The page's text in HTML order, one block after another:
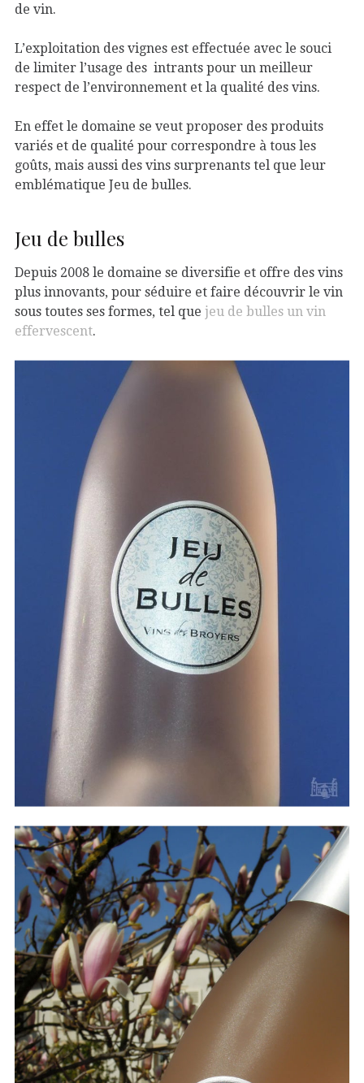
de vin.
L’exploitation des vignes est effectuée avec le souci
de limiter l’usage des intrants pour un meilleur
respect de l’environnement et la qualité des vins.
En effet le domaine se veut proposer des produits
variés et de qualité pour correspondre à tous les
goûts, mais aussi des vins surprenants tel que leur
emblématique Jeu de bulles.
Jeu de bulles
Depuis 2008 le domaine se diversifie et offre des vins
plus innovants, pour séduire et faire découvrir le vin
sous toutes ses formes, tel que jeu de bulles un vin
effervescent.